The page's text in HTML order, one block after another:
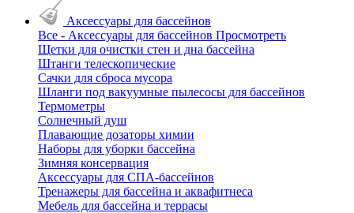
Аксессуары для бассейнов
Все - Аксессуары для бассейнов Просмотреть
Щетки для очистки стен и дна бассейна
Штанги телескопические
Сачки для сброса мусора
Шланги под вакуумные пылесосы для бассейнов
Термометры
Солнечный душ
Плавающие дозаторы химии
Наборы для уборки бассейна
Зимняя консервация
Аксессуары для СПА-бассейнов
Тренажеры для бассейна и аквафитнеса
Мебель для бассейна и террасы